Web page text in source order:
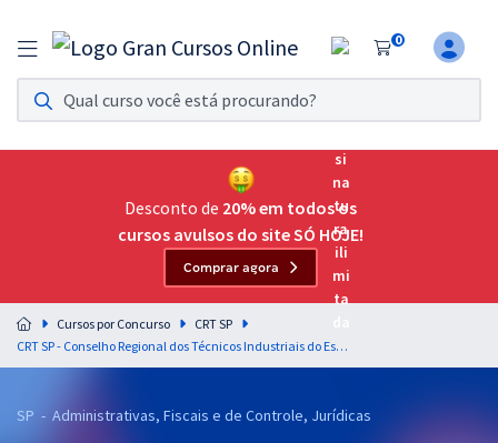
0
Assinatura Ilimitada 11
Acesso a todos os cursos. Teste grátis por 7 dias!
Assinatura OAB Até Passar
Acesso ilimitado a toda preparação para o Exame da
Residências Multiprofissionais
Preparação completa e intensiva para as principais
residências em saúde do Brasil
Desconto de 20% em todos os
cursos avulsos do site SÓ HOJE!
Comprar agora
Cursos por Concurso
CRT SP
CRT SP - Conselho Regional dos Técnicos Industriais do Estado de São Paulo - Raciocínio Lógico e Matemática para Todos os Cargos - Professores: Marcelo Leite e Pedro Campos
SP - Administrativas, Fiscais e de Controle, Jurídicas